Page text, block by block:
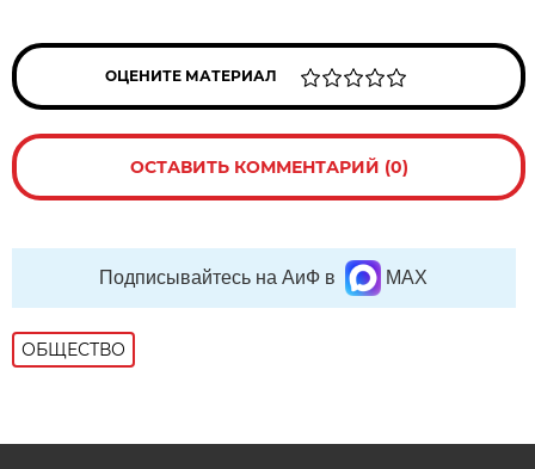
ОЦЕНИТЕ МАТЕРИАЛ
ОСТАВИТЬ КОММЕНТАРИЙ (0)
Подписывайтесь на АиФ в MAX
ОБЩЕСТВО